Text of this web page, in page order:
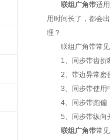
联组广角带适
用时间长了，都会
理？
联组广角带常见
1、同步带齿折
2、带边异常磨
3、同步带使用
4、同步带跑偏
5、同步带纵向
联组广角带常